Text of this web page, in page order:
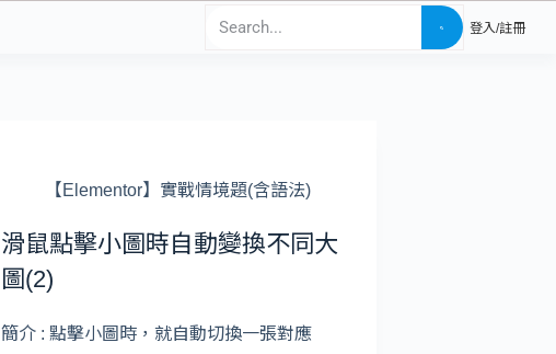
登入/註冊
【Elementor】實戰情境題(含語法)
滑鼠點擊小圖時自動變換不同大
圖(2)
簡介 : 點擊小圖時，就自動切換一張對應